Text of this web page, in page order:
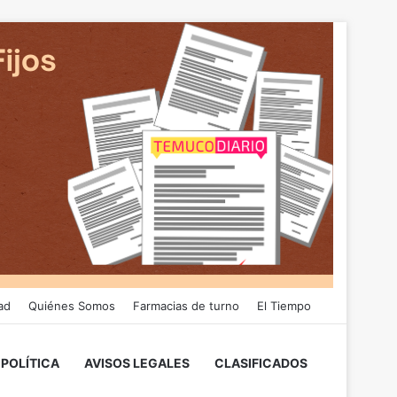
Quiénes Somos Farmacias de turno El Tiempo
POLÍTICA AVISOS LEGALES CLASIFICADOS